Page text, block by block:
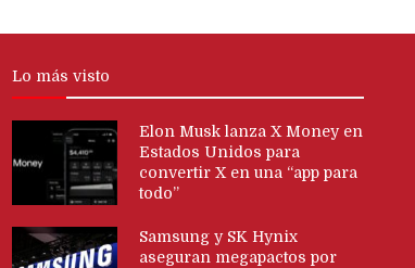
Lo más visto
Elon Musk lanza X Money en
Estados Unidos para
convertir X en una “app para
todo”
Samsung y SK Hynix
aseguran megapactos por